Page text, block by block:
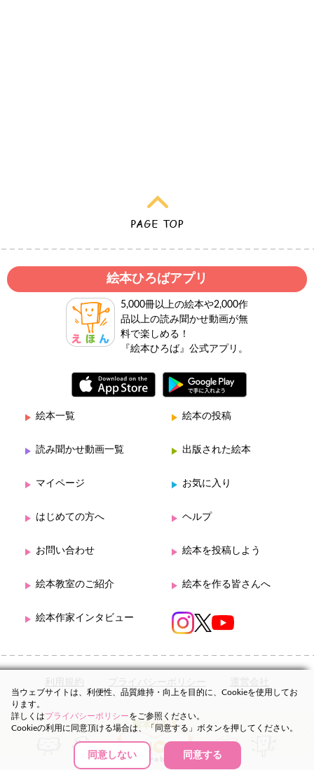
絵本ひろばアプリ
5,000冊以上の絵本や2,000作
品以上の読み聞かせ動画が無
料で楽しめる！
『絵本ひろば』公式アプリ。
絵本一覧 絵本の投稿
読み聞かせ動画一覧 出版された絵本
マイページ お気に入り
はじめての方へ ヘルプ
お問い合わせ 絵本を投稿しよう
絵本教室のご紹介 絵本を作る皆さんへ
絵本作家インタビュー
利用規約 プライバシーポリシー 運営会社
当ウェブサイトは、利便性、品質維持・向上を目的に、Cookieを使用してお
ります。
詳しくはプライバシーポリシーをご参照ください。
Cookieの利用に同意頂ける場合は、「同意する」ボタンを押してください。
同意しない 同意する